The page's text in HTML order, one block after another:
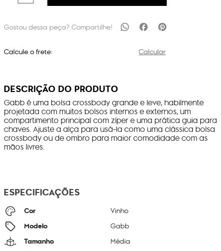
Calcule o frete: Calcular
DESCRIÇÃO DO PRODUTO
Gabb é uma bolsa crossbody grande e leve, habilmente
projetada com muitos bolsos internos e externos, um
compartimento principal com zíper e uma prática guia para
chaves. Ajuste a alça para usá-la como uma clássica bolsa
crossbody ou de ombro para maior comodidade com as
mãos livres.
ESPECIFICAÇÕES
Cor Vinho
Modelo Gabb
Tamanho Média